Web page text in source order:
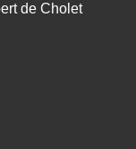
de Cholet